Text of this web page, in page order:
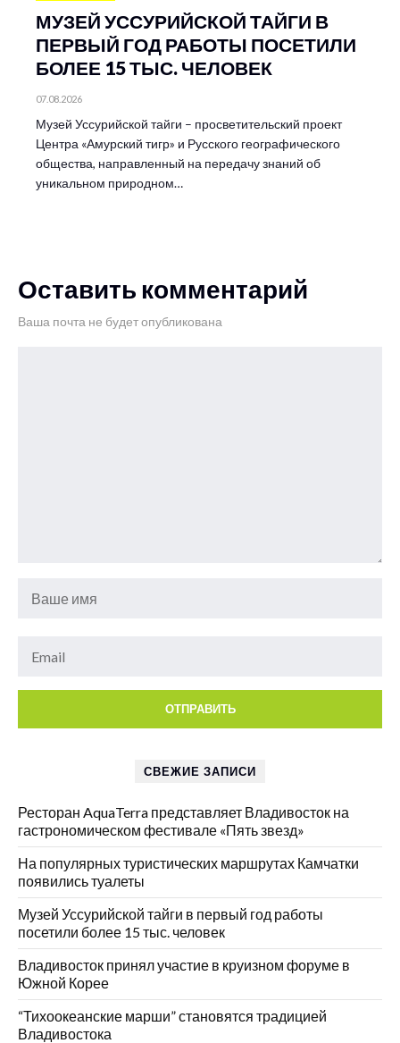
МУЗЕЙ УССУРИЙСКОЙ ТАЙГИ В
ПЕРВЫЙ ГОД РАБОТЫ ПОСЕТИЛИ
БОЛЕЕ 15 ТЫС. ЧЕЛОВЕК
07.08.2026
Музей Уссурийской тайги – просветительский проект
Центра «Амурский тигр» и Русского географического
общества, направленный на передачу знаний об
уникальном природном…
Оставить комментарий
Ваша почта не будет опубликована
СВЕЖИЕ ЗАПИСИ
Ресторан AquaTerra представляет Владивосток на
гастрономическом фестивале «Пять звезд»
На популярных туристических маршрутах Камчатки
появились туалеты
Музей Уссурийской тайги в первый год работы
посетили более 15 тыс. человек
Владивосток принял участие в круизном форуме в
Южной Корее
“Тихоокеанские марши” становятся традицией
Владивостока